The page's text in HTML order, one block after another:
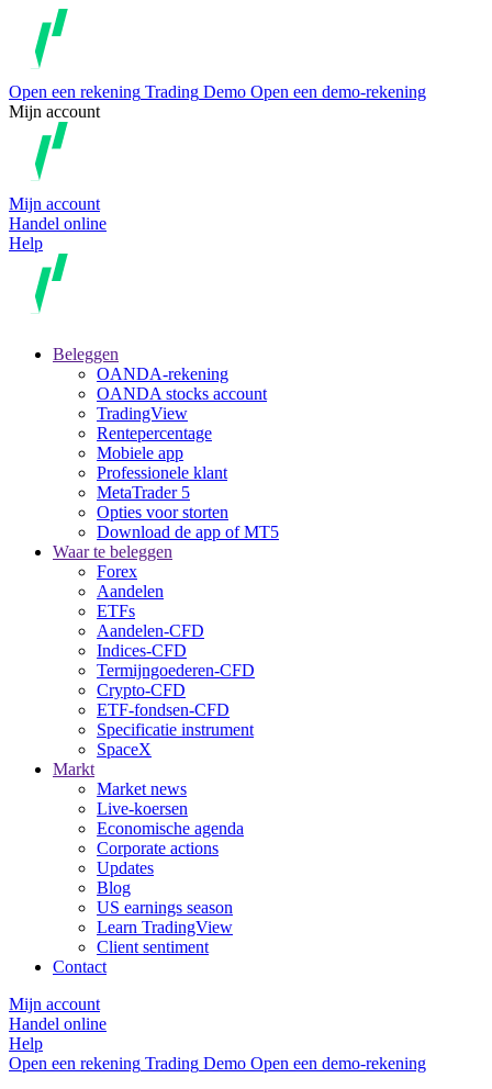
Open een rekening Trading Demo Open een demo-rekening
Mijn account
Mijn account
Handel online
Help
Beleggen
OANDA-rekening
OANDA stocks account
TradingView
Rentepercentage
Mobiele app
Professionele klant
MetaTrader 5
Opties voor storten
Download de app of MT5
Waar te beleggen
Forex
Aandelen
ETFs
Aandelen-CFD
Indices-CFD
Termijngoederen-CFD
Crypto-CFD
ETF-fondsen-CFD
Specificatie instrument
SpaceX
Markt
Market news
Live-koersen
Economische agenda
Corporate actions
Updates
Blog
US earnings season
Learn TradingView
Client sentiment
Contact
Mijn account
Handel online
Help
Open een rekening Trading Demo Open een demo-rekening